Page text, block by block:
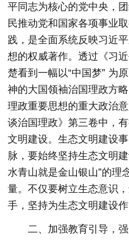
平同志为核心的党中央，
民推动党和国家各项事业
践，是全面系统反映习近
想的权威著作。透过《习
楚看到一幅以“中国梦” 为
神的大国领袖治国理政方
理政重要思想的重大政治
谈治国理政》第三卷中，
文明建设。生态文明建设
脉，要始终坚持生态文明
水青山就是金山银山”的理
量。不仅要树立生态意识
手，坚持为生态文明建设作
二、加强教育引导，强